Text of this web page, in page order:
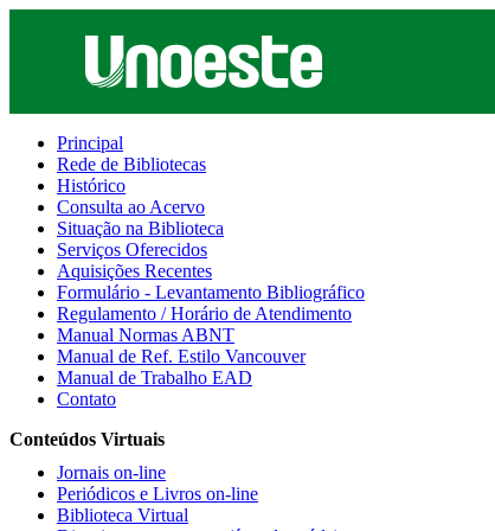
Principal
Rede de Bibliotecas
Histórico
Consulta ao Acervo
Situação na Biblioteca
Serviços Oferecidos
Aquisições Recentes
Formulário - Levantamento Bibliográfico
Regulamento / Horário de Atendimento
Manual Normas ABNT
Manual de Ref. Estilo Vancouver
Manual de Trabalho EAD
Contato
Conteúdos Virtuais
Jornais on-line
Periódicos e Livros on-line
Biblioteca Virtual